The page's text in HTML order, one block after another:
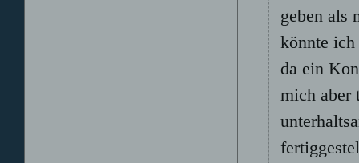
geben als
könnte
da ein
mich aber